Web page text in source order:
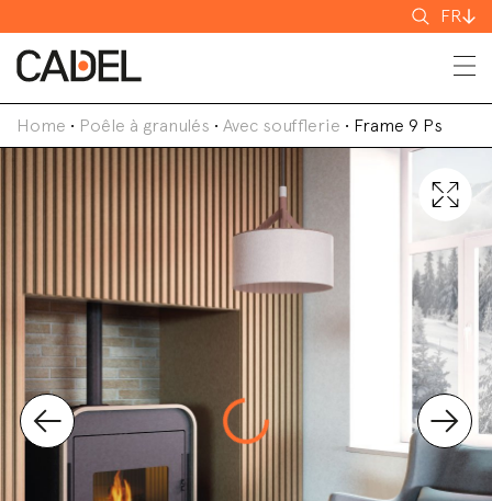
FR
Home • Poêle à granulés • Avec soufflerie • Frame 9 Ps